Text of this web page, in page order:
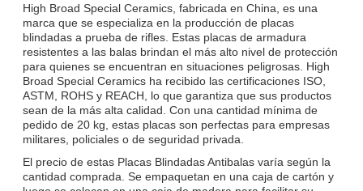
High Broad Special Ceramics, fabricada en China, es una
marca que se especializa en la producción de placas
blindadas a prueba de rifles. Estas placas de armadura
resistentes a las balas brindan el más alto nivel de protección
para quienes se encuentran en situaciones peligrosas. High
Broad Special Ceramics ha recibido las certificaciones ISO,
ASTM, ROHS y REACH, lo que garantiza que sus productos
sean de la más alta calidad. Con una cantidad mínima de
pedido de 20 kg, estas placas son perfectas para empresas
militares, policiales o de seguridad privada.
El precio de estas Placas Blindadas Antibalas varía según la
cantidad comprada. Se empaquetan en una caja de cartón y